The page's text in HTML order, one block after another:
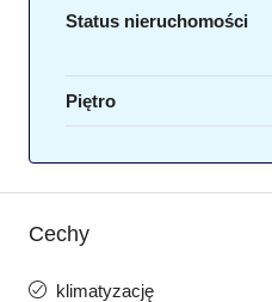
Status nieruchomości
Piętro
Cechy
klimatyzację